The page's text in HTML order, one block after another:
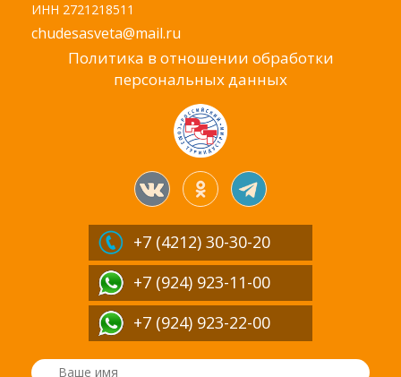
ИНН 2721218511
chudesasveta@mail.ru
Политика в отношении обработки
персональных данных
+7 (4212) 30-30-20
+7 (924) 923-11-00
+7 (924) 923-22-00